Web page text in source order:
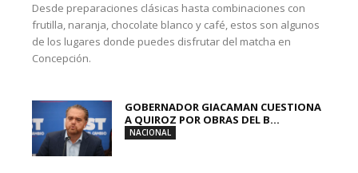
Desde preparaciones clásicas hasta combinaciones con
frutilla, naranja, chocolate blanco y café, estos son algunos
de los lugares donde puedes disfrutar del matcha en
Concepción.
GOBERNADOR GIACAMAN CUESTIONA
A QUIROZ POR OBRAS DEL B...
NACIONAL